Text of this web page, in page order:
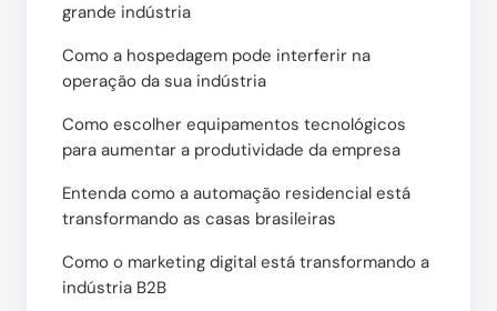
grande indústria
Como a hospedagem pode interferir na
operação da sua indústria
Como escolher equipamentos tecnológicos
para aumentar a produtividade da empresa
Entenda como a automação residencial está
transformando as casas brasileiras
Como o marketing digital está transformando a
indústria B2B